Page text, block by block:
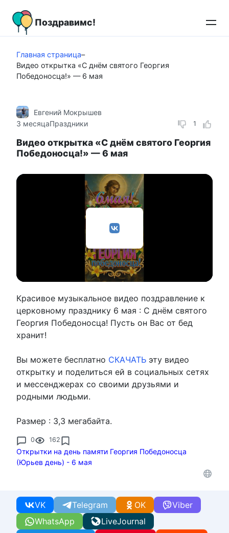
контенту
Поздравимс!
Главная страница–
Видео открытка «С днём святого Георгия
Победоносца!» — 6 мая
1
Евгений Мокрышев
3 месяцаПраздники
Видео открытка «С днём святого Георгия
Победоносца!» — 6 мая
Красивое музыкальное видео поздравление к
церковному празднику 6 мая : С днём святого
Георгия Победоносца! Пусть он Вас от бед
хранит!
Вы можете бесплатно СКАЧАТЬ эту видео
открытку и поделиться ей в социальных сетях
и мессенджерах со своими друзьями и
родными людьми.
Размер : 3,3 мегабайта.
0 162
Открытки на день памяти Георгия Победоносца
(Юрьев день) - 6 мая
WhatsApp
VK Telegram Viber
OK
LiveJournal